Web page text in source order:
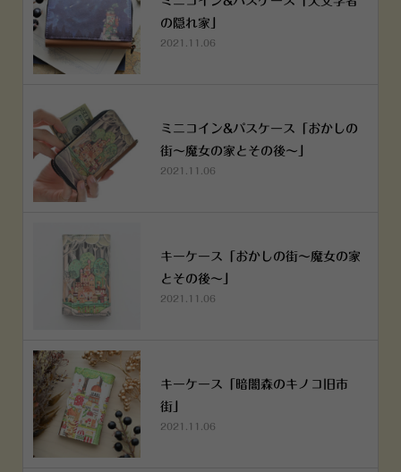
の隠れ家」
2021.11.06
ミニコイン&パスケース「おかしの
街～魔女の家とその後～」
2021.11.06
キーケース「おかしの街～魔女の家
とその後～」
2021.11.06
キーケース「暗闇森のキノコ旧市
街」
2021.11.06